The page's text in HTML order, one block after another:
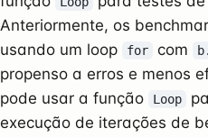
Anteriormente, os
usando um loop
for com
propenso a erros e menos
pode usar a função
Loop
execução de iterações de